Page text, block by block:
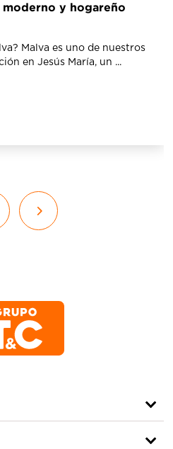
y hogareño
Malva es uno de nuestros
en Jesús María, un ...